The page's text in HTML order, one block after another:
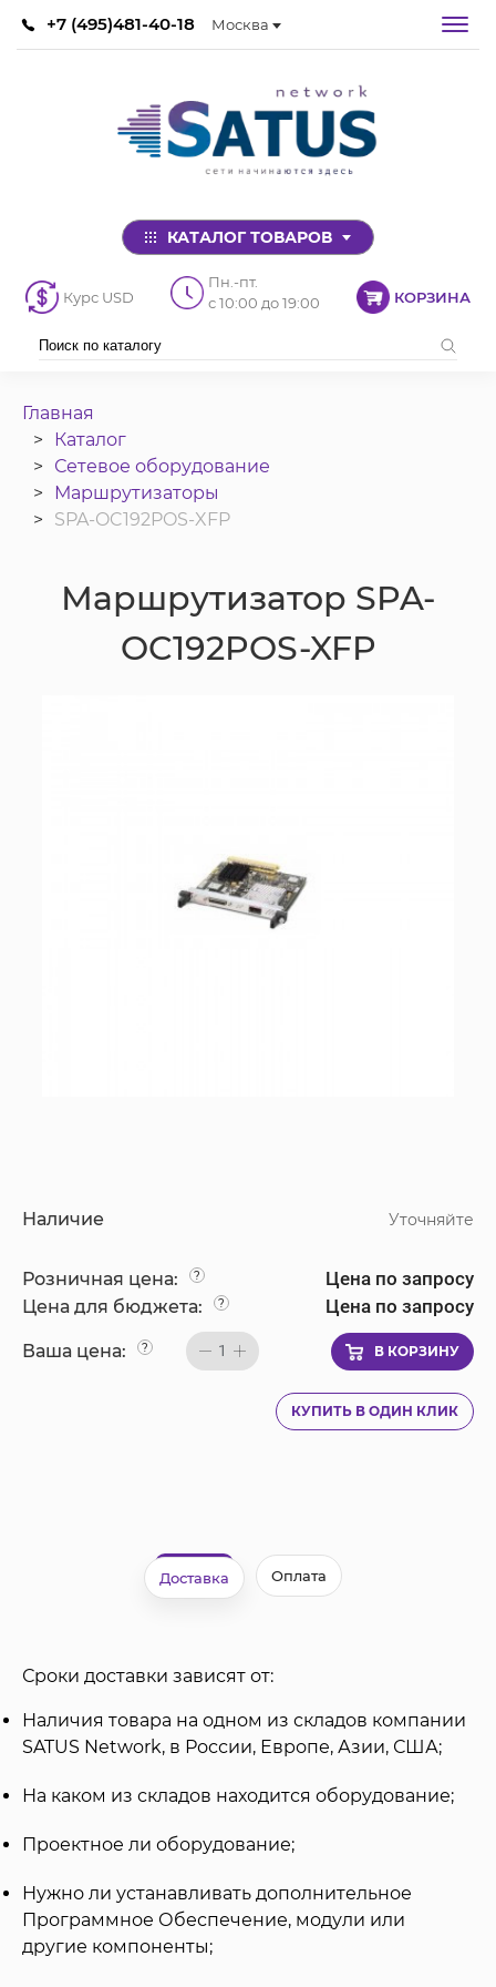
+7 (495)481-40-18 Москва
КАТАЛОГ ТОВАРОВ
Курс USD
Пн.-пт.
с 10:00 до 19:00
КОРЗИНА
Главная
Каталог
Сетевое оборудование
Маршрутизаторы
SPA-OC192POS-XFP
Маршрутизатор SPA-
OC192POS-XFP
Наличие Уточняйте
Розничная цена: ? Цена по запросу
Цена для бюджета: ? Цена по запросу
Ваша цена: ? 1 В КОРЗИНУ
КУПИТЬ В ОДИН КЛИК
Доставка Оплата
Сроки доставки зависят от:
Наличия товара на одном из складов компании
SATUS Network, в России, Европе, Азии, США;
На каком из складов находится оборудование;
Проектное ли оборудование;
Нужно ли устанавливать дополнительное
Программное Обеспечение, модули или
другие компоненты;